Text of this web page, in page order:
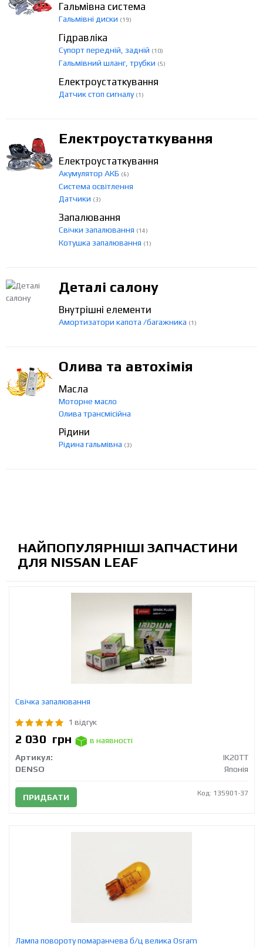
Гальмівна система
Гальмівні диски (19)
Гідравліка
Супорт передній, задній (10)
Гальмівний шланг, трубки (5)
Електроустаткування
Датчик стоп сигналу (1)
Електроустаткування
Електроустаткування
Акумулятор АКБ (6)
Система освітлення
Датчики (3)
Запалювання
Свічки запалювання (14)
Котушка запалювання (1)
Деталі салону
Внутрішні елементи
Амортизатори капота /багажника (1)
Олива та автохімія
Масла
Моторне масло
Олива трансмісійна
Рідини
Рідина гальмівна (3)
НАЙПОПУЛЯРНІШІ ЗАПЧАСТИНИ
ДЛЯ NISSAN LEAF
Свічка запалювання
1 відгук
2 030 грн
в наявності
Артикул:
IK20TT
DENSO
Японія
ПРИДБАТИ Код: 135901-37
Лампа повороту помаранчева б/ц велика Osram